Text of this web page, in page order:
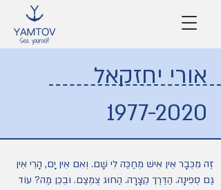
אורי יחזקאל
1977-2020
זֶה מִכְּבָר אֵין אִישׁ מְחַכֶּה לִי שָׁם. וְאִם אֵין יָם, הָרֵי אֵין
גַּם סְפִינָה. הַדֶּרֶך קְצָרָה. הַחוּג צֻמְצַם. וּבְכֵן מַה? עוֹד